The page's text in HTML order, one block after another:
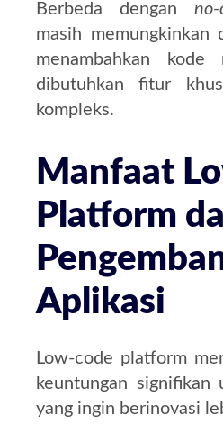
Berbeda dengan no-
masih memungkinkan
menambahkan kode
dibutuhkan fitur
kompleks.
Manfaat
Platform
Aplikasi
Low-code platform
keuntungan signifikan
yang ingin berinovasi